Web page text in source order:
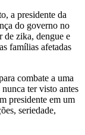
a presidente da
do governo no
de zika, dengue e
famílias afetadas
combate a uma
ter visto antes
presidente em um
seriedade,